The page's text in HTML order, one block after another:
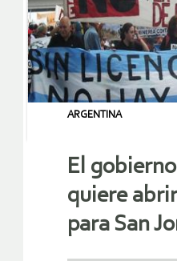
ARGENTINA
El
quiere
para San